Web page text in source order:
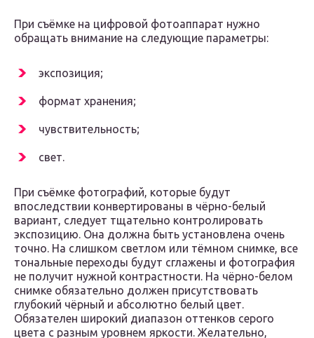
При съёмке на цифровой фотоаппарат нужно
обращать внимание на следующие параметры:
экспозиция;
формат хранения;
чувствительность;
свет.
При съёмке фотографий, которые будут
впоследствии конвертированы в чёрно-белый
вариант, следует тщательно контролировать
экспозицию. Она должна быть установлена очень
точно. На слишком светлом или тёмном снимке, все
тональные переходы будут сглажены и фотография
не получит нужной контрастности. На чёрно-белом
снимке обязательно должен присутствовать
глубокий чёрный и абсолютно белый цвет.
Обязателен широкий диапазон оттенков серого
цвета с разным уровнем яркости. Желательно,